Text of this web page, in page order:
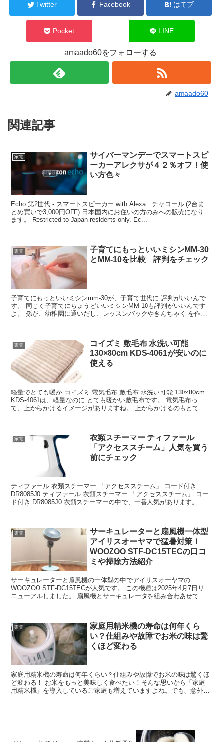
Twitter Facebook はてブ
Pocket LINE
amaado60をフォローする
amaado60
関連記事
家電
サイバーマンデーでスマートスピ
ーカーアレクサが４２％オフ！使
い方色々
Echo 第2世代 - スマートスピーカー with Alexa、チャコール (2台ま
とめ買いで3,000円OFF) 日本国内にお住いの方のみへの販売になり
ます。 Restricted to Japan residents only. Ec...
家電
子育てにもっといいミシンMM‐30
とMM‐10を比較 評判をチェック
子育てにもっといいミシンmm-30が、子育て世代に 評判がいいんで
す。 同じく子育てにちょうどいいミシンMM‐10も評判がいいんです
よ。 孫が、幼稚園に通いだし、レッスンバックやきんちゃく を作る
家電
コイズミ 敷毛布 水洗い可能
130×80cm KDS-4061が安いのに
使える
軽量でとても暖か コイズミ 電気毛布 敷毛布 水洗い可能 130×80cm
KDS-4061は、軽量なのに とても暖かい敷毛布です。 電気毛布っ
て、上からかけるイメージがありますね。 上からかけるのもとても
家電
衣類スチーマー ティファール
「アクセススチーム」人気を買う
前にチェック
ティファール 衣類スチーマー 「アクセススチーム」 コード付き
DR8085J0 ティファール 衣類スチーマー 「アクセススチーム」 コー
ド付き DR8085J0 衣類スチーマーの中で、一番人気があります。 蒸
家電
サーキュレーターと扇風機一体型
アイリスオーヤマで猛暑対策！
WOOZOO STF-DC15TECの口コ
ミや掃除方法紹介
サーキュレーターと扇風機の一体型の中でアイリスオーヤマの
WOOZOO STF-DC15TECが人気です。 この機種は2025年4月7日リ
ニューアルしました。 扇風機とサーキュレータを組み合わあせて冷
家電
家庭用精米機の寿命は何年くら
い？仕組みや故障でお米の味は驚
くほど変わる
家庭用精米機の寿命は何年くらい？仕組みや故障でお米の味は驚くほ
ど変わる！ お米をもっと美味しく食べたい！そんな思いから「家庭
用精米機」を導入しているご家庭も増えていますよね。でも、意外と